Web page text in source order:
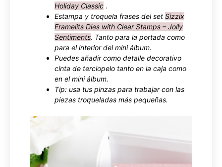
Holiday Classic .
Estampa y troquela frases del set Sizzix
Framelits Dies with Clear Stamps – Jolly
Sentiments. Tanto para la portada como
para el interior del mini álbum.
Puedes añadir como detalle decorativo
cinta de terciopelo tanto en la caja como
en el mini álbum.
Tip: usa tus pinzas para trabajar con las
piezas troqueladas más pequeñas.